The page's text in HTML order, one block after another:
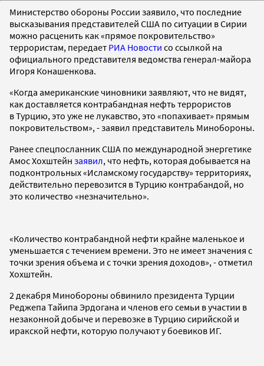
Министерство обороны России заявило, что последние
высказывания представителей США по ситуации в Сирии
можно расценить как «прямое покровительство»
террористам, передает РИА Новости со ссылкой на
официального представителя ведомства генерал-майора
Игоря Конашенкова.
«Когда американские чиновники заявляют, что не видят,
как доставляется контрабандная нефть террористов
в Турцию, это уже не лукавство, это «попахивает» прямым
покровительством», - заявил представитель Минобороны.
Ранее спецпосланник США по международной энергетике
Амос Хохштейн заявил, что нефть, которая добывается на
подконтрольных «Исламскому государству» территориях,
действительно перевозится в Турцию контрабандой, но
это количество «незначительно».
«Количество контрабандной нефти крайне маленькое и
уменьшается с течением времени. Это не имеет значения с
точки зрения объема и с точки зрения доходов», - отметил
Хохштейн.
2 декабря Минобороны обвинило президента Турции
Реджепа Тайипа Эрдогана и членов его семьи в участии в
незаконной добыче и перевозке в Турцию сирийской и
иракской нефти, которую получают у боевиков ИГ.